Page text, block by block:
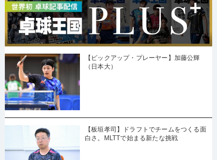
【ピックアップ・プレーヤー】加藤公輝
（日本大）
【板垣孝司】ドラフトでチームをつくる面
白さ。MLTTで始まる新たな挑戦